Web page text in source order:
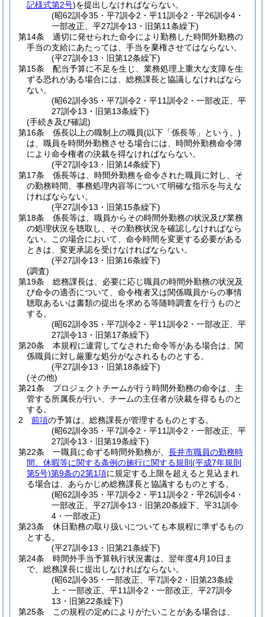
記様式第2号)を提出しなければならない。
(昭62訓令35・平7訓令2・平11訓令2・平26訓令4・
一部改正、平27訓令13・旧第11条繰下)
第14条
適切に発せられた命令により勤務した時間外勤務の
手当の支給にあたっては、手当を棄権させてはならない。
(平27訓令13・旧第12条繰下)
第15条
配当予算に不足を生じ、業務処理上重大な支障を生
ずる恐れがある場合には、総務課長と協議しなければなら
ない。
(昭62訓令35・平7訓令2・平11訓令2・一部改正、平
27訓令13・旧第13条繰下)
(手続き及び確認)
第16条
係長以上の職制上の職員(以下「係長等」という。)
は、職員を時間外勤務させる場合には、時間外勤務命令簿
により命令権者の決裁を得なければならない。
(平27訓令13・旧第14条繰下)
第17条
係長等は、時間外勤務を命令された職員に対し、そ
の勤務時間、事務処理内容等について明確な指示を与えな
ければならない。
(平27訓令13・旧第15条繰下)
第18条
係長等は、職員からその時間外勤務の状況及び業務
の処理状況を聴取し、その勤務状況を確認しなければなら
ない。
この場合において、命令時間を変更する必要がある
ときは、変更承認を受けなければならない。
(平27訓令13・旧第16条繰下)
(調査)
第19条
総務課長は、必要に応じ職員の時間外勤務の状況及
び命令の適否について、命令権者又は関係職員からの事情
聴取あるいは書類の提出を求める等随時調査を行うものと
する。
(昭62訓令35・平7訓令2・平11訓令2・一部改正、平
27訓令13・旧第17条繰下)
第20条
本規程に違背してなされた命令等がある場合は、関
係職員に対し厳重な処分がなされるものとする。
(平27訓令13・旧第18条繰下)
(その他)
第21条
プロジェクトチームが行う時間外勤務の命令は、主
管する所属長が行い、チームの主任者が決裁を得るものと
する。
2
前項の予算は、総務課長が管理するものとする。
(昭62訓令35・平7訓令2・平11訓令2・一部改正、平
27訓令13・旧第19条繰下)
第22条
一職員に命ずる時間外勤務が、 長井市職員の勤務時
間、休暇等に関する条例の施行に関する規則 (平成7年規則
第5号)第9条の2第1項に規定する上限を超えると見込まれ
る場合は、あらかじめ総務課長と協議するものとする。
(昭62訓令35・平7訓令2・平11訓令2・平26訓令4・
一部改正、平27訓令13・旧第20条繰下、平31訓令
4・一部改正)
第23条
休日勤務の取り扱いについても本規程に準ずるもの
とする。
(平27訓令13・旧第21条繰下)
第24条
時間外手当予算執行状況書は、翌年度4月10日ま
で、総務課長に提出しなければならない。
(昭62訓令35・一部改正、平7訓令2・旧第23条繰
上・一部改正、平11訓令2・一部改正、平27訓令
13・旧第22条繰下)
第25条
この規程の定めによりがたいことがある場合は、